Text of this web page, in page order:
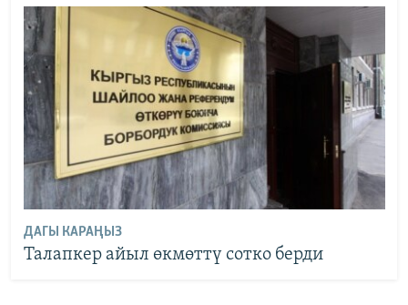
ДАГЫ КАРАҢЫЗ
Талапкер айыл өкмөттү сотко берди